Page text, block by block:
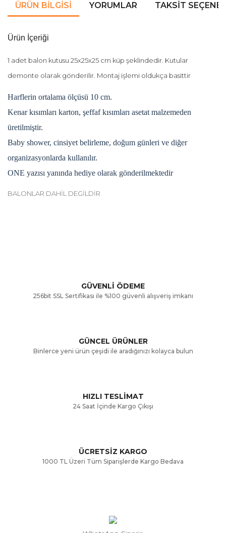
ÜRÜN BILGISI YORUMLAR TAKSIT
Ürün İçeriği
1 adet balon kutusu 25x25x25 cm küp şeklindedir. Kutular
demonte olarak gönderilir. Montaj işlemi oldukça basittir
Harflerin ortalama ölçüsü 10 cm.
Kenar kısımları karton, şeffaf kısımları asetat malzemeden
üretilmiştir.
Baby shower, cinsiyet belirleme, doğum günleri ve diğer
organizasyonlarda kullanılır.
ONE yazısı yanında hediye olarak gönderilmektedir
BALONLAR DAHİL DEGİLDİR
Ürün resmi kalitesiz, bozuk veya görüntülenemiyor.
Ürün bilgilerinde hatalar bulunuyor.
Gönder
GÜVENLİ ÖDEME
256bit SSL Sertifikası ile %100 güvenli alışveriş imkanı
GÜNCEL ÜRÜNLER
Binlerce yeni ürün çeşidi ile aradığınızı kolayca bulun
HIZLI TESLİMAT
24 Saat İçinde Kargo Çıkışı
ÜCRETSİZ KARGO
1000 TL Üzeri Tüm Siparişlerde Kargo Bedava